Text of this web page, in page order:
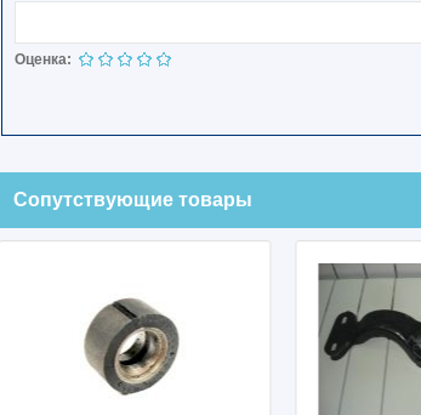
Оценка:
Сопутствующие товары